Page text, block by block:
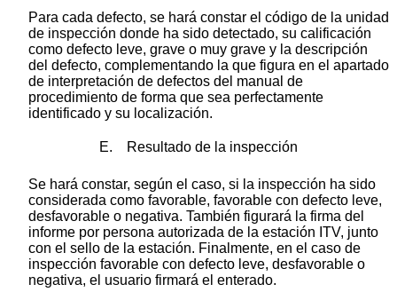
Para cada defecto, se hará constar el código de la unidad
de inspección donde ha sido detectado, su calificación
como defecto leve, grave o muy grave y la descripción
del defecto, complementando la que figura en el apartado
de interpretación de defectos del manual de
procedimiento de forma que sea perfectamente
identificado y su localización.
E. Resultado de la inspección
Se hará constar, según el caso, si la inspección ha sido
considerada como favorable, favorable con defecto leve,
desfavorable o negativa. También figurará la firma del
informe por persona autorizada de la estación ITV, junto
con el sello de la estación. Finalmente, en el caso de
inspección favorable con defecto leve, desfavorable o
negativa, el usuario firmará el enterado.